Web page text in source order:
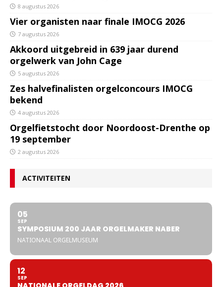
8 augustus 2026
Vier organisten naar finale IMOCG 2026
7 augustus 2026
Akkoord uitgebreid in 639 jaar durend
orgelwerk van John Cage
5 augustus 2026
Zes halvefinalisten orgelconcours IMOCG
bekend
4 augustus 2026
Orgelfietstocht door Noordoost-Drenthe op
19 september
2 augustus 2026
ACTIVITEITEN
05
SEP
SYMPOSIUM 200 JAAR ORGELMAKER NABER
NATIONAAL ORGELMUSEUM
12
SEP